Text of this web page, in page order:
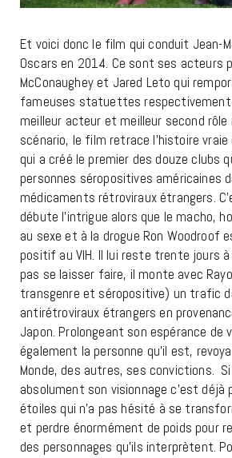
Et voici donc le film qui conduit Jean-
Oscars en 2014. Ce sont ses acteurs
McConaughey et Jared Leto qui
fameuses statuettes
meilleur acteur et meilleur second rôle
scénario, le film retrace l’histoire vraie
qui a créé le premier des douze clubs
personnes séropositives américaines
médicaments rétroviraux étrangers.
débute l’intrigue alors que le macho,
au sexe et à la drogue Ron Woodroof
positif au VIH. Il lui reste trente jours à
pas se laisser faire, il monte avec
transgenre et séropositive) un trafic
antirétroviraux étrangers en
Japon. Prolongeant son espérance de
également la personne qu’il est,
Monde, des autres, ses convictions.
absolument son visionnage c’est déjà
étoiles qui n’a pas hésité à se
et perdre énormément de poids pour
des personnages qu’ils interprètent.